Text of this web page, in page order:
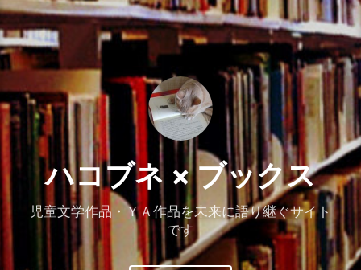
キ
ッ
プ
ハコブネ × ブックス
児童文学作品・ＹＡ作品を未来に語り継ぐサイト
です